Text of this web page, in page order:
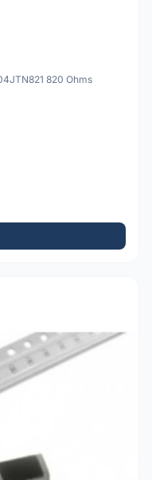
820 Ohms